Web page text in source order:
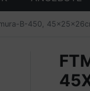
B-450,